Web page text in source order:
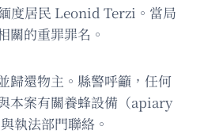
度居民 Leonid Terzi。當局
關的重罪罪名。
歸還物主。縣警呼籲，任何
本案有關養蜂設備（apiary
執法部門聯絡。